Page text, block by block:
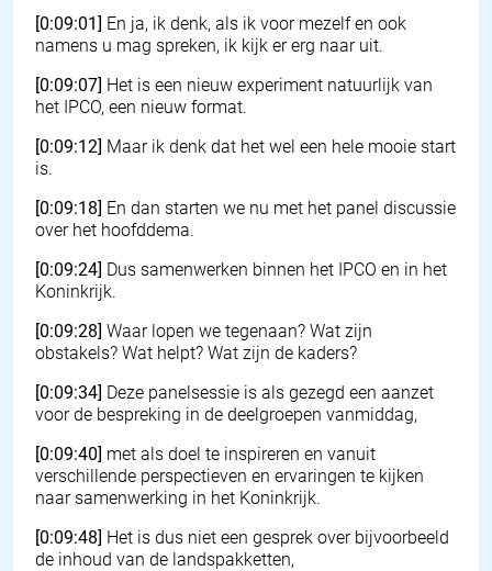
[0:09:01] En ja, ik denk, als ik voor mezelf en ook
namens u mag spreken, ik kijk er erg naar uit.
[0:09:07] Het is een nieuw experiment natuurlijk van
het IPCO, een nieuw format.
[0:09:12] Maar ik denk dat het wel een hele mooie start
is.
[0:09:18] En dan starten we nu met het panel discussie
over het hoofddema.
[0:09:24] Dus samenwerken binnen het IPCO en in het
Koninkrijk.
[0:09:28] Waar lopen we tegenaan? Wat zijn
obstakels? Wat helpt? Wat zijn de kaders?
[0:09:34] Deze panelsessie is als gezegd een aanzet
voor de bespreking in de deelgroepen vanmiddag,
[0:09:40] met als doel te inspireren en vanuit
verschillende perspectieven en ervaringen te kijken
naar samenwerking in het Koninkrijk.
[0:09:48] Het is dus niet een gesprek over bijvoorbeeld
de inhoud van de landspakketten,